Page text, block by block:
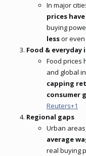
In major
prices
buying
lessor
Food & everyday
Food prices
and global
capping
consumer
Reuters+1
Regional gaps
Urban
average
real buying